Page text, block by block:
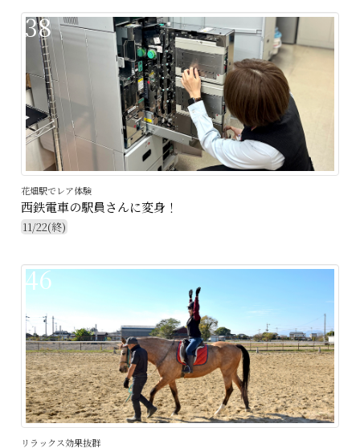
38
花畑駅でレア体験
西鉄電車の駅員さんに変身！
11/22(終)
46
リラックス効果抜群